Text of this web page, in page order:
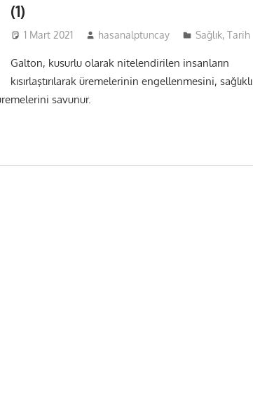
(1)
1 Mart 2021 hasanalptuncay Sağlık,Tarih
Galton, kusurlu olarak nitelendirilen insanların
kısırlaştırılarak üremelerinin engellenmesini, sağlıklı
savunur.